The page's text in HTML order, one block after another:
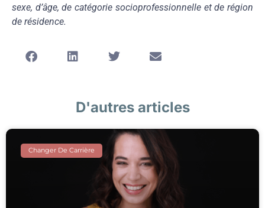
sexe, d’âge, de catégorie socioprofessionnelle et de région
de résidence.
D'autres articles
Changer De Carrière